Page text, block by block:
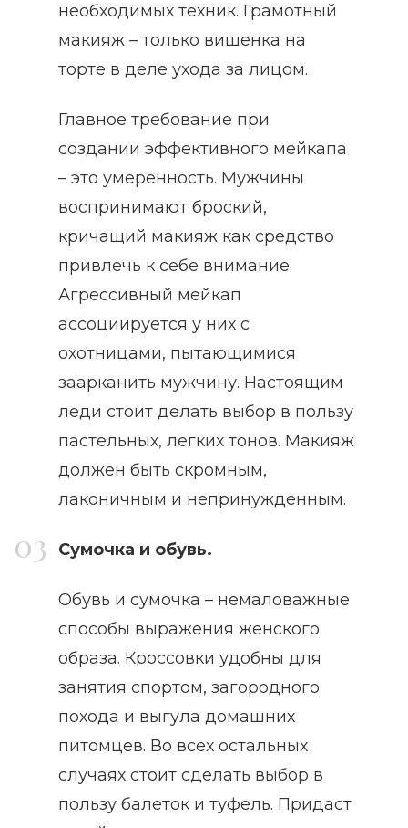
необходимых техник. Грамотный
макияж – только вишенка на
торте в деле ухода за лицом.
Главное требование при
создании эффективного мейкапа
– это умеренность. Мужчины
воспринимают броский,
кричащий макияж как средство
привлечь к себе внимание.
Агрессивный мейкап
ассоциируется у них с
охотницами, пытающимися
заарканить мужчину. Настоящим
леди стоит делать выбор в пользу
пастельных, легких тонов. Макияж
должен быть скромным,
лаконичным и непринужденным.
Сумочка и обувь.
Обувь и сумочка – немаловажные
способы выражения женского
образа. Кроссовки удобны для
занятия спортом, загородного
похода и выгула домашних
питомцев. Во всех остальных
случаях стоит сделать выбор в
пользу балеток и туфель. Придаст